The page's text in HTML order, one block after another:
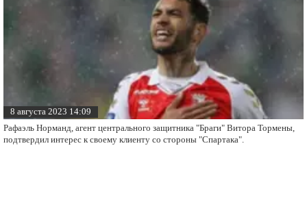
8 августа 2023 14:09
Рафаэль Норманд, агент центрального защитника "Браги" Витора Тормены,
подтвердил интерес к своему клиенту со стороны "Спартака".